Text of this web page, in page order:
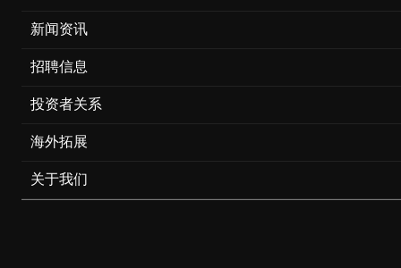
新闻资讯
招聘信息
投资者关系
海外拓展
关于我们